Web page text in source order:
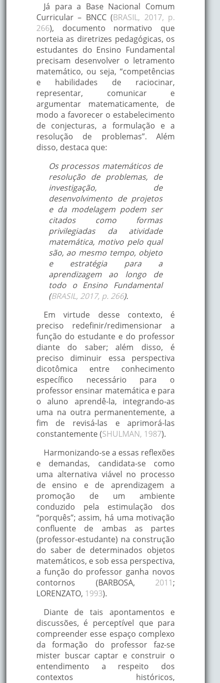
Já para a Base Nacional Comum
Curricular – BNCC (BRASIL, 2017, p.
266), documento normativo que
norteia as diretrizes pedagógicas, os
estudantes do Ensino Fundamental
precisam desenvolver o letramento
matemático, ou seja, “competências
e habilidades de raciocinar,
representar, comunicar e
argumentar matematicamente, de
modo a favorecer o estabelecimento
de conjecturas, a formulação e a
resolução de problemas”. Além
disso, destaca que:
Os processos matemáticos de
resolução de problemas, de
investigação, de
desenvolvimento de projetos
e da modelagem podem ser
citados como formas
privilegiadas da atividade
matemática, motivo pelo qual
são, ao mesmo tempo, objeto
e estratégia para a
aprendizagem ao longo de
todo o Ensino Fundamental
(BRASIL, 2017, p. 266).
Em virtude desse contexto, é
preciso redefinir/redimensionar a
função do estudante e do professor
diante do saber; além disso, é
preciso diminuir essa perspectiva
dicotômica entre conhecimento
específico necessário para o
professor ensinar matemática e para
o aluno aprendê-la, integrando-as
uma na outra permanentemente, a
fim de revisá-las e aprimorá-las
constantemente (SHULMAN, 1987).
Harmonizando-se a essas reflexões
e demandas, candidata-se como
uma alternativa viável no processo
de ensino e de aprendizagem a
promoção de um ambiente
conduzido pela estimulação dos
“porquês”; assim, há uma motivação
confluente de ambas as partes
(professor-estudante) na construção
do saber de determinados objetos
matemáticos, e sob essa perspectiva,
a função do professor ganha novos
contornos (BARBOSA, 2011;
LORENZATO, 1993).
Diante de tais apontamentos e
discussões, é perceptível que para
compreender esse espaço complexo
da formação do professor faz-se
mister buscar captar e construir o
entendimento a respeito dos
contextos históricos,